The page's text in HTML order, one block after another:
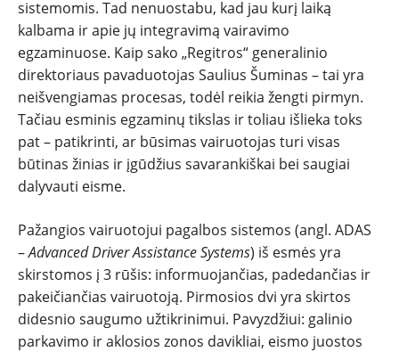
NAUJI
NAUDOTI
REPORTAŽAI
PATARIMAI
ĮVAIRENYBĖS
sistemomis. Tad nenuostabu, kad jau kurį laiką
kalbama ir apie jų integravimą vairavimo
egzaminuose. Kaip sako „Regitros“ generalinio
direktoriaus pavaduotojas Saulius Šuminas – tai yra
neišvengiamas procesas, todėl reikia žengti pirmyn.
Tačiau esminis egzaminų tikslas ir toliau išlieka toks
pat – patikrinti, ar būsimas vairuotojas turi visas
būtinas žinias ir įgūdžius savarankiškai bei saugiai
dalyvauti eisme.
Pažangios vairuotojui pagalbos sistemos (angl. ADAS
–Advanced Driver Assistance Systems) iš esmės yra
skirstomos į 3 rūšis: informuojančias, padedančias ir
pakeičiančias vairuotoją. Pirmosios dvi yra skirtos
didesnio saugumo užtikrinimui. Pavyzdžiui: galinio
parkavimo ir aklosios zonos davikliai, eismo juostos